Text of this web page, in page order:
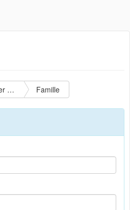
Créer un compte Famille